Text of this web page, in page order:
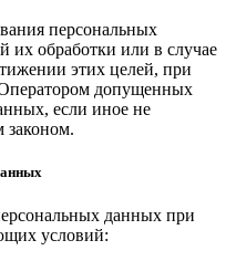
персональных
их обработки или в случае
этих целей, при
допущенных
если иное не
законом.
данных при
условий: